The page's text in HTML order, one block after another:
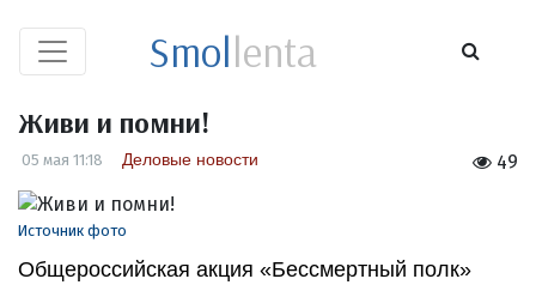
Smollenta
Живи и помни!
49
05 мая 11:18 Деловые новости
Источник фото
Общероссийская акция «Бессмертный полк»